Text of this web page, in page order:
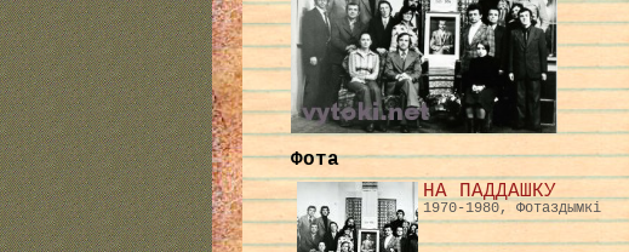
Фота
НА ПАДДАШКУ
1970-1980, Фотаздымкі